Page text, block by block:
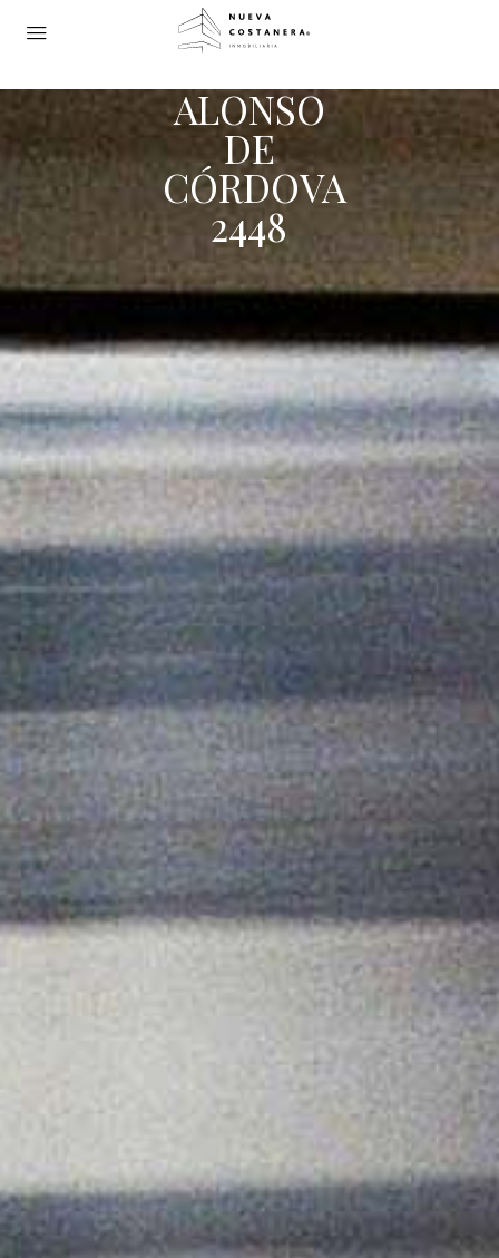
ALONSO
DE
CÓRDOVA
2448